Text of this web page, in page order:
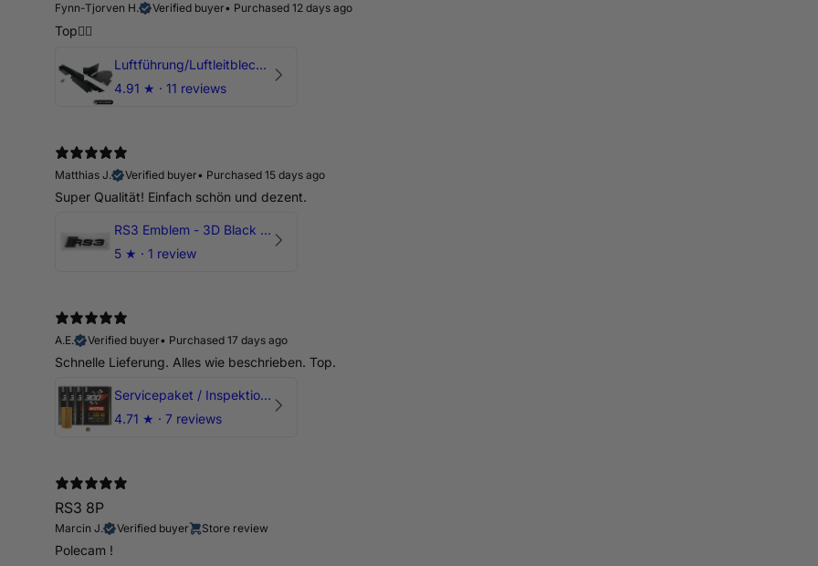
Fynn-Tjorven H.
Verified buyer• Purchased 12 days ago
Top👍🏼
Luftführung/Luftleitblech 5" 125mm offene Ansaugung HPerformance
4.91 ★ · 11 reviews
Matthias J.
Verified buyer• Purchased 15 days ago
Super Qualität! Einfach schön und dezent.
RS3 Emblem - 3D Black Edition - Schwarz/Schwarz Logo Modellschriftzug
5 ★ · 1 review
A.E.
Verified buyer• Purchased 17 days ago
Schnelle Lieferung. Alles wie beschrieben. Top.
Servicepaket / Inspektionspaket 1 mit Motul 300V 5W40 - 5W50 für alle 2.5 TFSI Modelle
4.71 ★ · 7 reviews
RS3 8P
Marcin J. Verified buyer Store review
Polecam !